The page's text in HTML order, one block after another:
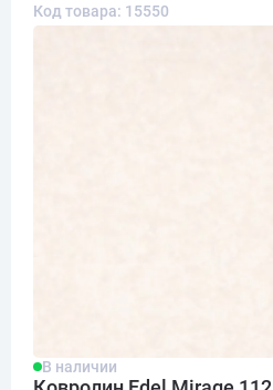
Код товара: 15550
В наличии